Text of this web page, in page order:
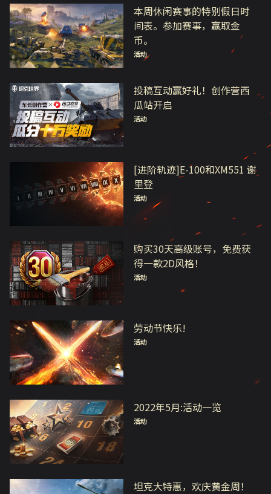
本周休闲赛事的特别假日时
间表。参加赛事，赢取金
币。
活动
投稿互动赢好礼！创作营西
瓜站开启
活动
[进阶轨迹]E-100和XM551 谢
里登
活动
购买30天高级账号，免费获
得一款2D风格！
活动
劳动节快乐!
活动
2022年5月:活动一览
活动
坦克大特惠，欢庆黄金周！